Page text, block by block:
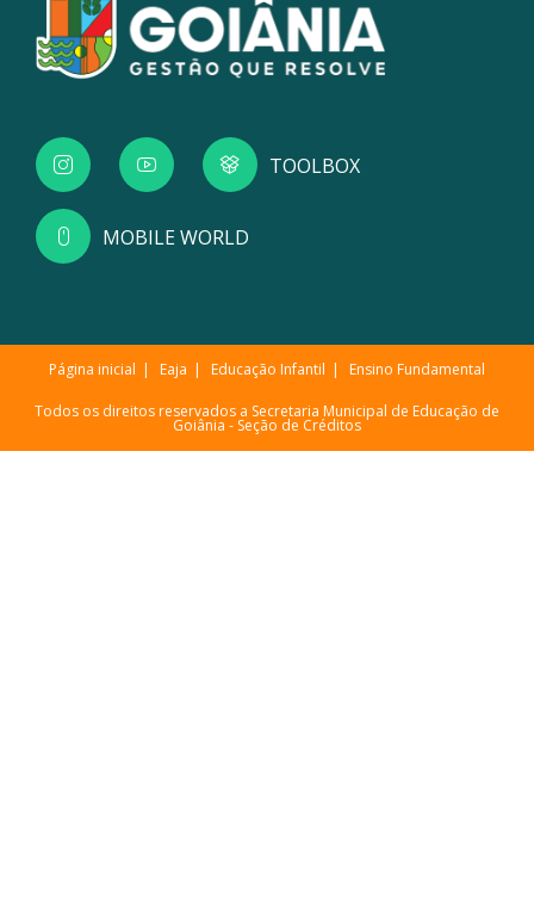
TOOLBOX
MOBILE WORLD
Página inicial Eaja Educação Infantil Ensino Fundamental
Todos os direitos reservados a Secretaria Municipal de Educação de
Goiânia - Seção de Créditos